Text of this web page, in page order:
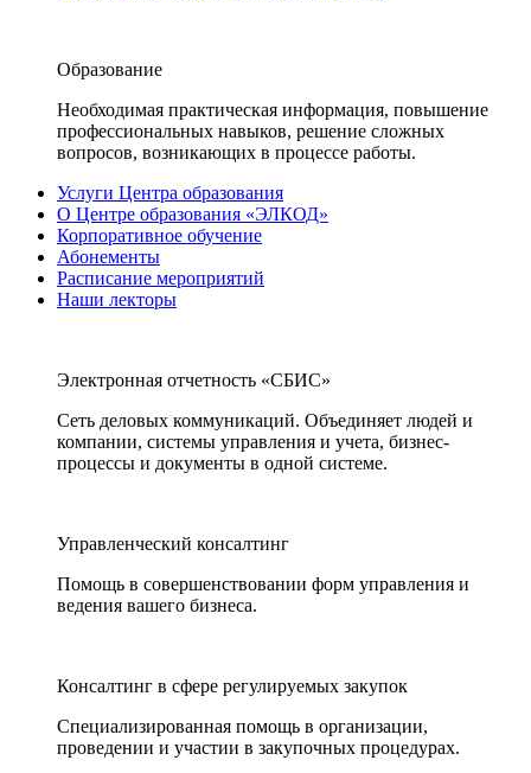
Образование
Необходимая практическая информация, повышение
профессиональных навыков, решение сложных
вопросов, возникающих в процессе работы.
Услуги Центра образования
О Центре образования «ЭЛКОД»
Корпоративное обучение
Абонементы
Расписание мероприятий
Наши лекторы
Электронная отчетность «СБИС»
Сеть деловых коммуникаций. Объединяет людей и
компании, системы управления и учета, бизнес-
процессы и документы в одной системе.
Управленческий консалтинг
Помощь в совершенствовании форм управления и
ведения вашего бизнеса.
Консалтинг в сфере регулируемых закупок
Специализированная помощь в организации,
проведении и участии в закупочных процедурах.